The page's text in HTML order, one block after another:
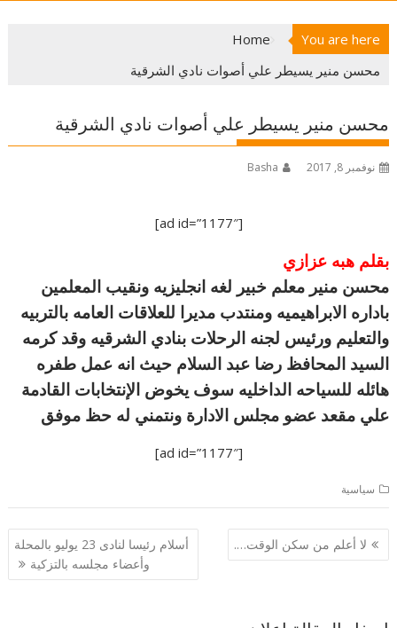
You are here
Home
محسن منير يسيطر علي أصوات نادي الشرقية
محسن منير يسيطر علي أصوات نادي الشرقية
نوفمبر 8, 2017 Basha
[ad id=”1177″]
بقلم هبه عزازي
محسن منير معلم خبير لغه انجليزيه ونقيب المعلمين
باداره الابراهيميه ومنتدب مديرا للعلاقات العامه بالتربيه
والتعليم ورئيس لجنه الرحلات بنادي الشرقيه وقد كرمه
السيد المحافظ رضا عبد السلام حيث انه عمل طفره
هائله للسياحه الداخليه سوف يخوض الإنتخابات القادمة
علي مقعد عضو مجلس الادارة ونتمني له حظ موفق
[ad id=”1177″]
سياسية
تصفّح
المقالات
لا أعلم من سكن الوقت….
أسلام رئيسا لنادى 23 يوليو بالمحلة
وأعضاء مجلسه بالتزكية